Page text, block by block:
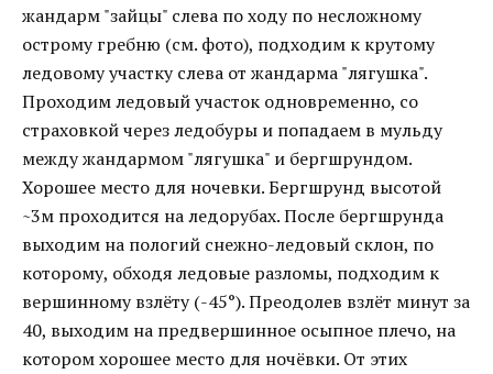
жандарм "зайцы" слева по ходу по несложному
острому гребню (см. фото), подходим к крутому
ледовому участку слева от жандарма "лягушка".
Проходим ледовый участок одновременно, со
страховкой через ледобуры и попадаем в мульду
между жандармом "лягушка" и бергшрундом.
Хорошее место для ночевки. Бергшрунд высотой
~3м проходится на ледорубах. После бергшрунда
выходим на пологий снежно-ледовый склон, по
которому, обходя ледовые разломы, подходим к
вершинному взлёту (-45°). Преодолев взлёт минут за
40, выходим на предвершинное осыпное плечо, на
котором хорошее место для ночёвки. От этих